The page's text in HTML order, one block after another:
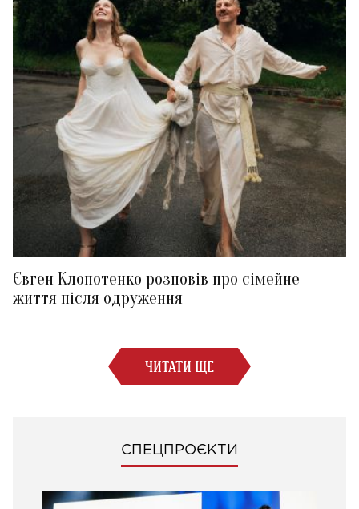
Євген Клопотенко розповів про сімейне
життя після одруження
ЧИТАТИ ЩЕ
СПЕЦПРОЄКТИ